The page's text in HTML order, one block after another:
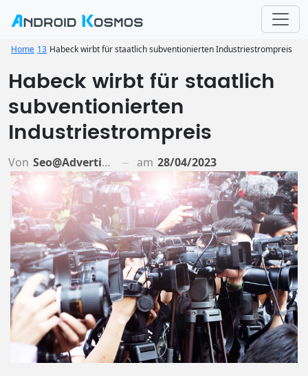
Home 13 Habeck wirbt für staatlich subventionierten Industriestrompreis
Habeck wirbt für staatlich
subventionierten
Industriestrompreis
Von Seo@advertiso.de am 28/04/2023